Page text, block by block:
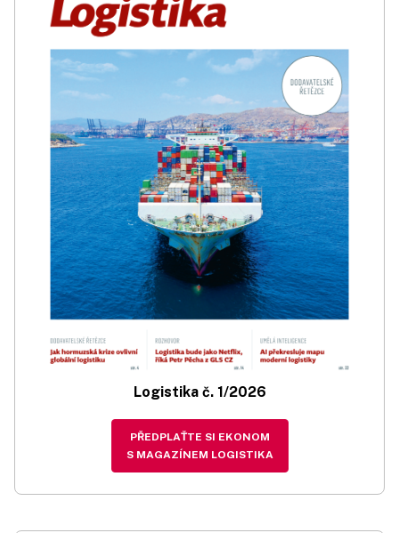
Logistika č. 1/2026
PŘEDPLAŤTE SI EKONOM
S MAGAZÍNEM LOGISTIKA